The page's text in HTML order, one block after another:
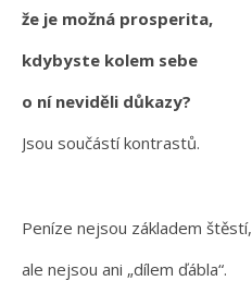
že je možná prosperita,
kdybyste kolem sebe
o ní neviděli důkazy?
Jsou součástí kontrastů.
Peníze nejsou základem štěstí,
ale nejsou ani „dílem ďábla“.